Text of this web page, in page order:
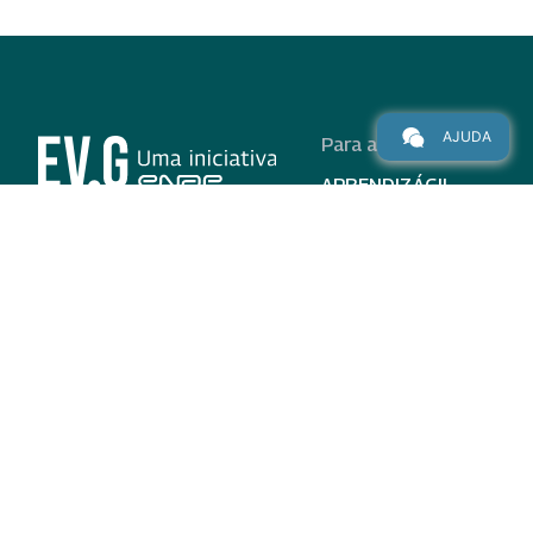
Para alunos
APRENDIZÁGIL
AJUDA